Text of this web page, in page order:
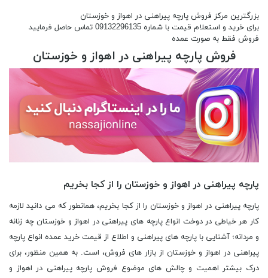
بزرگترین مرکز فروش پارچه پیراهنی در اهواز و خوزستان
برای خرید و استعلام قیمت با شماره 09132296135 تماس حاصل فرمایید
فروش فقط به صورت عمده
فروش پارچه پیراهنی در اهواز و خوزستان
پارچه پیراهنی در اهواز و خوزستان را از کجا بخریم
پارچه پیراهنی در اهواز و خوزستان را از کجا بخریم، همانطور که می دانید لازمه
کار هر خیاطی در دوخت انواع پارچه های پیراهنی در اهواز و خوزستان چه زنانه
و مردانه؛ آشنایی با پارچه های پیراهنی و اطلاع از قیمت خرید عمده انواع پارچه
پیراهنی در اهواز و خوزستان از بازار های فروش، است. به همین منظور، برای
درک بیشتر اهمیت و چالش های موضوع فروش پارچه پیراهنی در اهواز و